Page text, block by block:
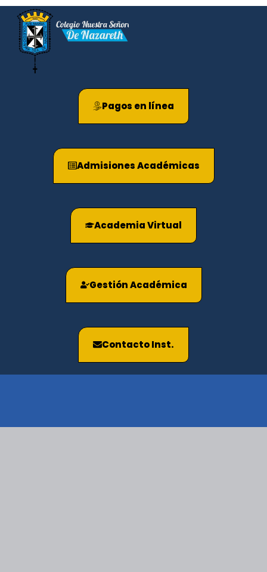
Pagos en línea
Admisiones Académicas
Academia Virtual
Gestión Académica
Contacto Inst.